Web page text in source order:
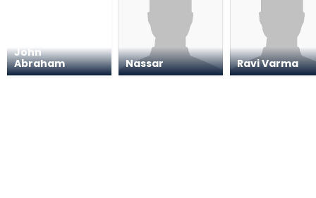
John
Abraham
Nassar Ravi Varma